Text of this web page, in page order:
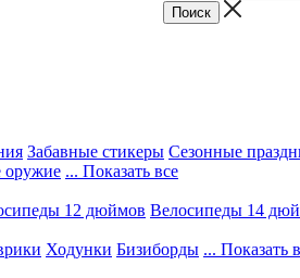
Забавные стикеры Сезонные
оружие ... Показать все
12 дюймов Велосипеды 14
Ходунки Бизиборды ... Показать